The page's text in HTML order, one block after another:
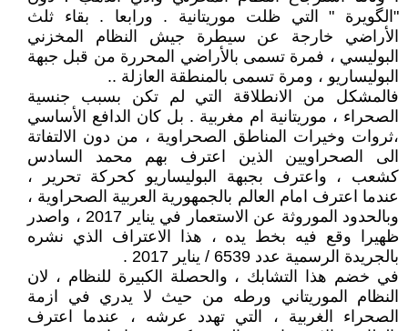
"الگويرة " التي ظلت موريتانية . ورابعا . بقاء ثلث
الأراضي خارجة عن سيطرة جيش النظام المخزني
البوليسي ، فمرة تسمى بالأراضي المحررة من قبل جبهة
البوليساريو ، ومرة تسمى بالمنطقة العازلة ..
فالمشكل من الانطلاقة التي لم تكن بسبب جنسية
الصحراء ، موريتانية ام مغربية . بل كان الدافع الأساسي
،ثروات وخيرات المناطق الصحراوية ، من دون الالتفاتة
الى الصحراويين الذين اعترف بهم محمد السادس
كشعب ، واعترف بجبهة البوليساريو كحركة تحرير ،
عندما اعترف امام العالم بالجمهورية العربية الصحراوية ،
وبالحدود الموروثة عن الاستعمار في يناير 2017 ، واصدر
ظهيرا وقع فيه بخط يده ، هذا الاعتراف الذي نشره
بالجريدة الرسمية عدد 6539 / يناير 2017 .
في خضم هذا التشابك ، والحصلة الكبيرة للنظام ، لان
النظام الموريتاني ورطه من حيث لا يدري في ازمة
الصحراء الغربية ، التي تهدد عرشه ، عندما اعترف